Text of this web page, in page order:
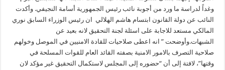
وغداً لدراسة ما ورد من أجوبة نائب رئيس الجمهورية أسامة النجيفي. وأكدت
النائب عن دولة القانون ابتسام هاشم الهلالي ان رئيس الوزراء السابق نوري
المالكي مستعد للاجابة على اسئلة لجنة التحقيق لانه بعيد عن
الشبهات.وأوضحت ” انه اعطى صلاحيات للقادة الامنيين في الموصل وخولهم
صلاحية التصرف بالامور الامنية بصفته القائد العام للقوات المسلحة في
وقتها”، لافتة إلى أن “حضوره إلى المجلس لاستكمال التحقيق غير مؤكد لان